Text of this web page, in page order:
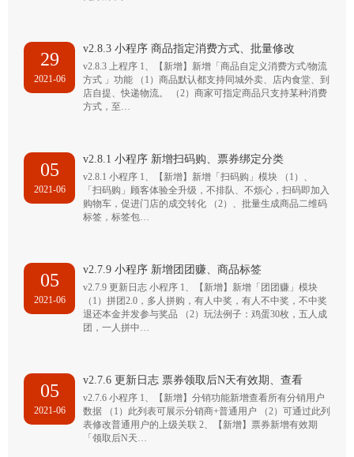
29
2021-06
v2.8.3 小程序 商品指定消费方式、批量修改
v2.8.3 上程序 1、【新增】新增「商品自定义消费方式/物流
方式 」功能 （1）商品默认都支持同城外卖、店内食堂、到
店自提、快递物流。 （2）商家可指定商品只支持某种消费
方式，至…
05
2021-06
v2.8.1 小程序 新增扫码购、票券绑定分类
v2.8.1 小程序 1、【新增】新增「扫码购」模块 （1）、
「扫码购」顾客体验全升级，不排队、不烦心，扫码即加入
购物车，促进门店的成交转化 （2）、批量生成商品二维码
标签，标签包…
05
2021-06
v2.7.9 小程序 新增团团赚、商品标签
v2.7.9 更新日志 小程序 1、【新增】新增「团团赚」模块
（1）拼团2.0，多人拼购，有人中奖，有人不中奖，不中奖
退还本金并发参与奖品 （2）玩法例子：鸡蛋30枚，五人成
团，一人拼中…
05
2021-06
v2.7.6 更新日志 票券领取后N天有效期、查看
v2.7.6 小程序 1、【新增】分销功能新增查看所有分销用户
数据 （1）此列表可展示分销商+普通用户 （2）可通过此列
表修改普通用户的上级关联 2、【新增】票券新增有效期
「领取后N天…